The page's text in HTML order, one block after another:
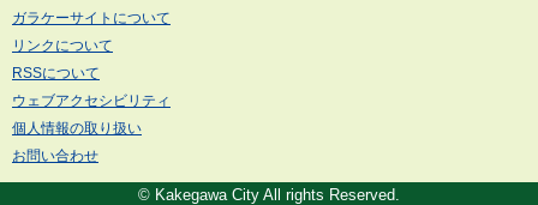
ガラケーサイトについて
リンクについて
RSSについて
ウェブアクセシビリティ
個人情報の取り扱い
お問い合わせ
© Kakegawa City All rights Reserved.